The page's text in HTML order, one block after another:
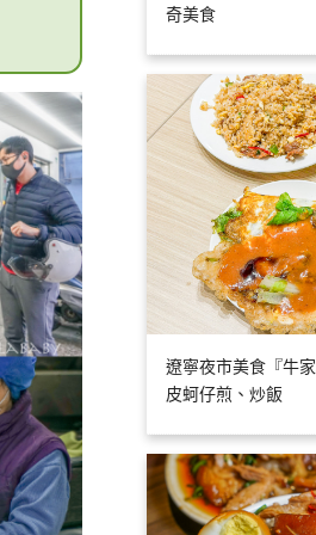
奇美食
遼寧夜市美食『牛
皮蚵仔煎、炒飯